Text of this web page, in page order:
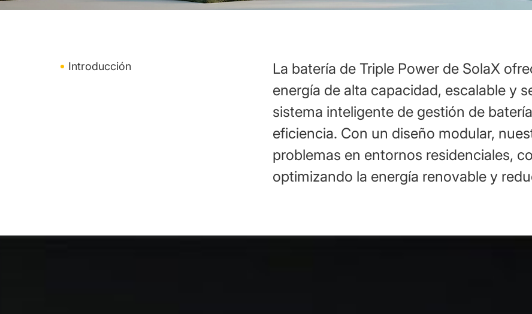
Introducción
La batería de Triple Power de SolaX
energía de alta capacidad, escalable y
sistema inteligente de gestión de
eficiencia. Con un diseño modular,
problemas en entornos residenciales,
optimizando la energía renovable y